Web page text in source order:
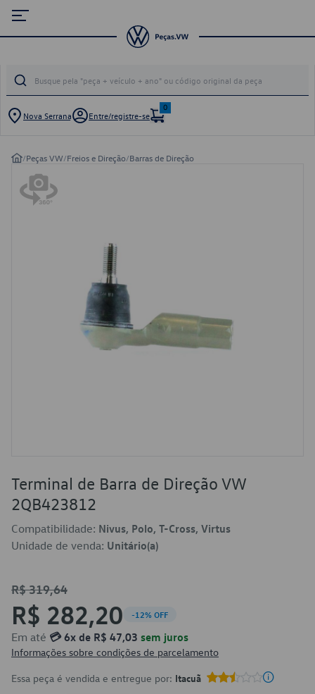
Nova Serrana Entre/registre-se
0
/Peças VW/Freios e Direção/Barras de Direção
Terminal de Barra de Direção VW
2QB423812
Compatibilidade: Nivus, Polo, T-Cross, Virtus
Unidade de venda: Unitário(a)
R$ 319,64
R$ 282,20 -12% OFF
Em até 💳 6x de R$ 47,03 sem juros
Informações sobre condições de parcelamento
Essa peça é vendida e entregue por: Itacuã